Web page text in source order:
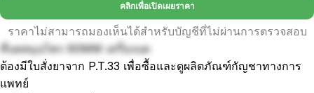
คลิกเพื่อเปิดเผยราคา
ราคาไม่สามารถมองเห็นได้สำหรับบัญชีที่ไม่ผ่านการตรวจสอบ
ที่บดสมุนไพร 60MM เครื่องบด
ต้องมีใบสั่งยาจาก P.T.33 เพื่อซื้อและดูผลิตภัณฑ์กัญชาทางการ
แพทย์